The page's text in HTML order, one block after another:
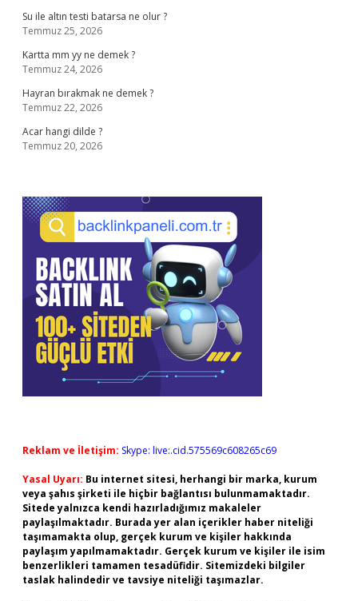
Su ile altın testi batarsa ne olur ?
Temmuz 25, 2026
Kartta mm yy ne demek ?
Temmuz 24, 2026
Hayran bırakmak ne demek ?
Temmuz 22, 2026
Acar hangi dilde ?
Temmuz 20, 2026
Reklam ve İletişim: Skype: live:.cid.575569c608265c69
Yasal Uyarı: Bu internet sitesi, herhangi bir marka, kurum
veya şahıs şirketi ile hiçbir bağlantısı bulunmamaktadır.
Sitede yalnızca kendi hazırladığımız makaleler
paylaşılmaktadır. Burada yer alan içerikler haber niteliği
taşımamakta olup, gerçek kurum ve kişiler hakkında
paylaşım yapılmamaktadır. Gerçek kurum ve kişiler ile isim
benzerlikleri tamamen tesadüfidir. Sitemizdeki bilgiler
taslak halindedir ve tavsiye niteliği taşımazlar.